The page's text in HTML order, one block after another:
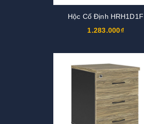
Hộc Cố Định HRH1D1F
1.283.000₫